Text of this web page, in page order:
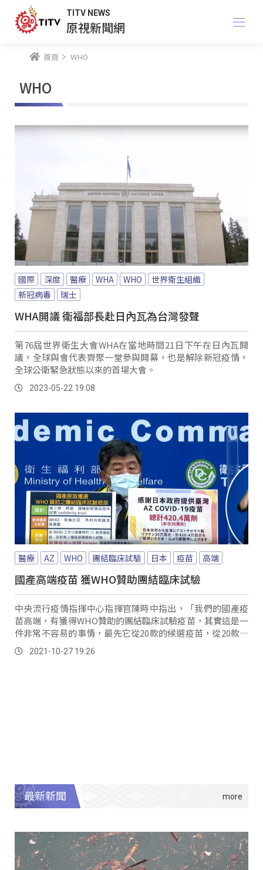
TITV NEWS
原視新聞網
首頁 WHO
WHO
國際 深度 醫療 WHA WHO
世界衛生組織
新冠病毒
瑞士
WHA開議 衛福部長赴日內瓦為台灣發聲
第76屆世界衛生大會WHA在當地時間21日下午在日內瓦開
議，全球與會代表齊聚一堂參與開幕，也是解除新冠疫情，
全球公衛緊急狀態以來的首場大會。
2023-05-22 19:08
醫療 AZ WHO 團結臨床試驗 日本 疫苗 高端
國產高端疫苗 獲WHO贊助團結臨床試驗
中央流行疫情指揮中心指揮官陳時中指出，「我們的國產疫
苗高端，有獲得WHO贊助的團結臨床試驗疫苗，其實這是一
件非常不容易的事情，最先它從20款的候選疫苗，從20款裡
面選出一個是高端、一個是美國的Inov...。
2021-10-27 19:26
最新新聞